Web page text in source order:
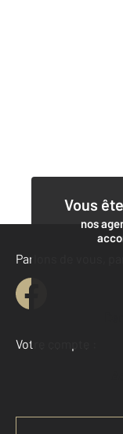
Vous
nos
Parlons de vous,
Votre compte :